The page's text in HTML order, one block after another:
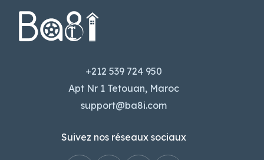
+212 539 724 950
Apt Nr 1 Tetouan, Maroc
support@ba8i.com
Suivez nos réseaux sociaux